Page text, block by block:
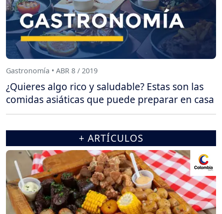
Gastronomía • ABR 8 / 2019
¿Quieres algo rico y saludable? Estas son las
comidas asiáticas que puede preparar en casa
+ ARTÍCULOS